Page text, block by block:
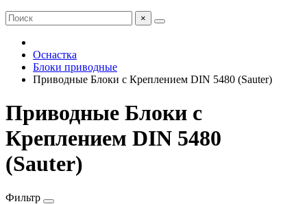
×
Оснастка
Блоки приводные
Приводные Блоки с Креплением DIN 5480 (Sauter)
Приводные Блоки с
Креплением DIN 5480
(Sauter)
Фильтр